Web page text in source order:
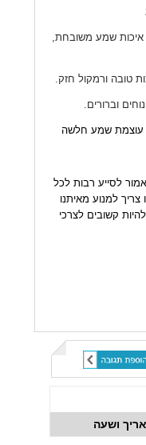
איכות שמע משובחת,
טובה ורמקול חזק.
וברורים.
שמע חלשה
לסייע רבות לכל
למנוע מאיתנו
קשובים לצרכי
ושעה